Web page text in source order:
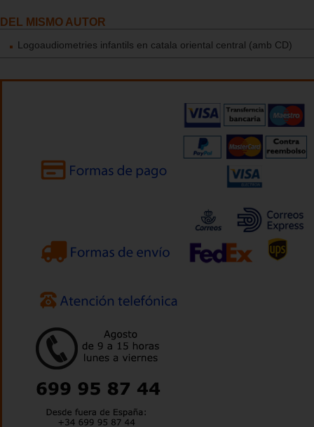
DEL MISMO AUTOR
Logoaudiometries infantils en catala oriental central (amb CD)